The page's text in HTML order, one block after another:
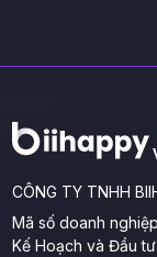
CÔNG TY TNHH
Mã số doanh
Kế Hoạch và Đầu